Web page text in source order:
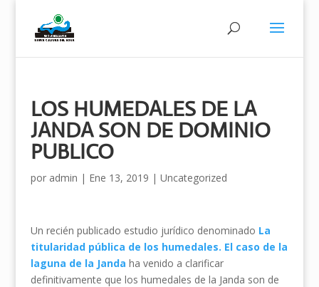
LOS HUMEDALES DE LA
JANDA SON DE DOMINIO
PUBLICO
por admin | Ene 13, 2019 | Uncategorized
Un recién publicado estudio jurídico denominado La
titularidad pública de los humedales. El caso de la
laguna de la Janda ha venido a clarificar
definitivamente que los humedales de la Janda son de